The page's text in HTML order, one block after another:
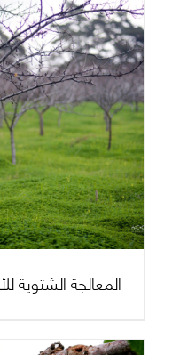
المعالجة الشتوية